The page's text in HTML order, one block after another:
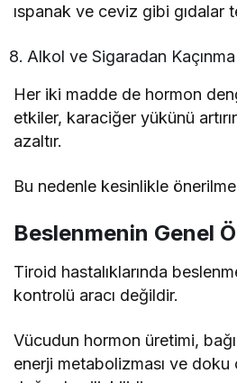
ıspanak ve ceviz gibi gıdalar
Alkol ve Sigaradan Kaçınma
Her iki madde de hormon
etkiler, karaciğer yükünü
azaltır.
Bu nedenle kesinlikle
Beslenmenin Genel
Tiroid hastalıklarında
kontrolü aracı değildir.
Vücudun hormon üretimi,
enerji metabolizması ve doku